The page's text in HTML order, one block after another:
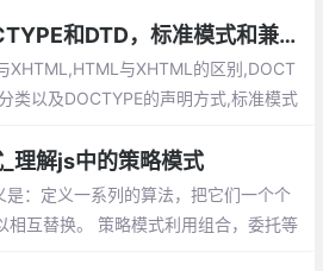
迟单例对象的初
我们需要等待加
html和xhtml，DOCTYPE和DTD，标准模式和兼容模式
XHTML,HTML与XHTML的区别,DOCT
类以及DOCTYPE的声明方式,标准模式
（Quircks Mode）的区别
理解js中的策略模式
：定义一系列的算法，把它们一个个
相互替换。 策略模式利用组合，委托等